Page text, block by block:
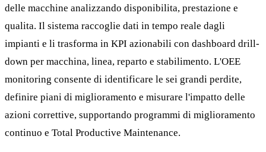
delle macchine analizzando disponibilita, prestazione e
qualita. Il sistema raccoglie dati in tempo reale dagli
impianti e li trasforma in KPI azionabili con dashboard drill-
down per macchina, linea, reparto e stabilimento. L'OEE
monitoring consente di identificare le sei grandi perdite,
definire piani di miglioramento e misurare l'impatto delle
azioni correttive, supportando programmi di miglioramento
continuo e Total Productive Maintenance.